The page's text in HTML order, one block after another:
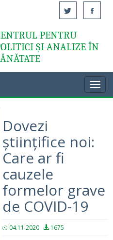
PENTRU
ȘI ANALIZE ÎN
Dovezi
științifice noi:
Care ar fi
cauzele
formelor grave
de COVID-19
04.11.2020 1675